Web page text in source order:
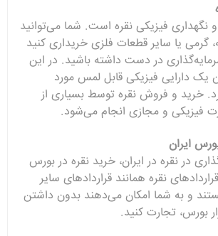
نگهداری فیزیکی نقره است. شما می‌توانید
گرمی یا سایر قطعات فلزی خریداری کنید
در دست داشته باشید. در این
یک دارایی فیزیکی قابل لمس مورد
خرید و فروش نقره توسط بسیاری از
فیزیکی و مجازی انجام می‌شود.
ایران
در نقره در ایران، خرید نقره در بورس
نقره همانند قراردادهای سایر
و به شما امکان می‌دهند بدون داشتن
بورس، تجارت کنید.